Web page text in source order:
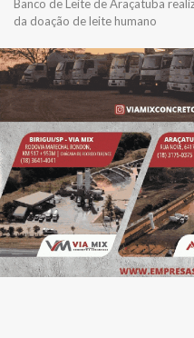
Banco de Leite de Araçatuba
da doação de leite humano